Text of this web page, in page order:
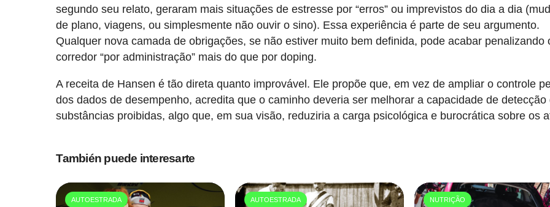
segundo seu relato, geraram mais situações de estresse por “erros” ou imprevistos do dia a dia
de plano, viagens, ou simplesmente não ouvir o sino). Essa experiência é parte de seu argumento.
Qualquer nova camada de obrigações, se não estiver muito bem definida, pode acabar penalizando
corredor “por administração” mais do que por doping.
A receita de Hansen é tão direta quanto improvável. Ele propõe que, em vez de ampliar o controle
dos dados de desempenho, acredita que o caminho deveria ser melhorar a capacidade de detecção
substâncias proibidas, algo que, em sua visão, reduziria a carga psicológica e burocrática sobre os
También puede interesarte
AUTOESTRADA AUTOESTRADA NUTRIÇÃO